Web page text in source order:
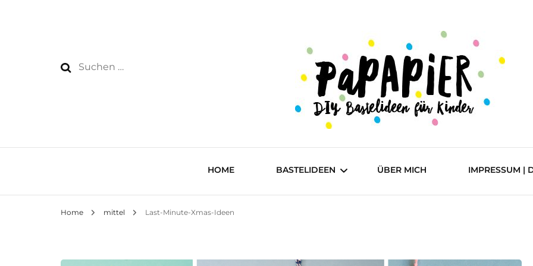
Suchen
Papapier
DIY Bastelideen für Kinder
HOME BASTELIDEEN ÜBER MICH IMPRESSUM |
Home mittel Last-Minute-Xmas-Ideen